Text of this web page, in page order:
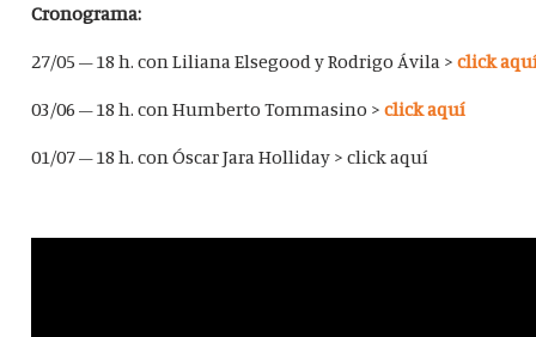
Cronograma:
27/05 – 18 h. con Liliana Elsegood y Rodrigo Ávila >click
03/06 – 18 h. con Humberto Tommasino >click aquí
01/07 – 18 h. con Óscar Jara Holliday > click aquí